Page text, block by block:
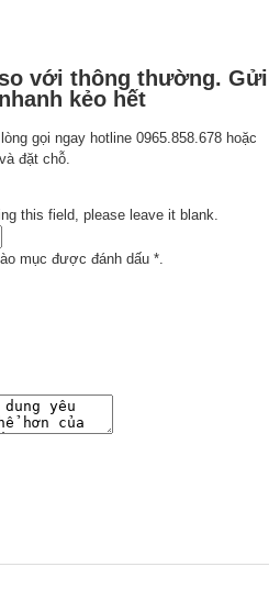
so với thông thường. Gửi
kẻo hết
gọi ngay hotline 0965.858.678 hoặc
đặt chỗ.
this field, please leave it blank.
mục được đánh dấu *.